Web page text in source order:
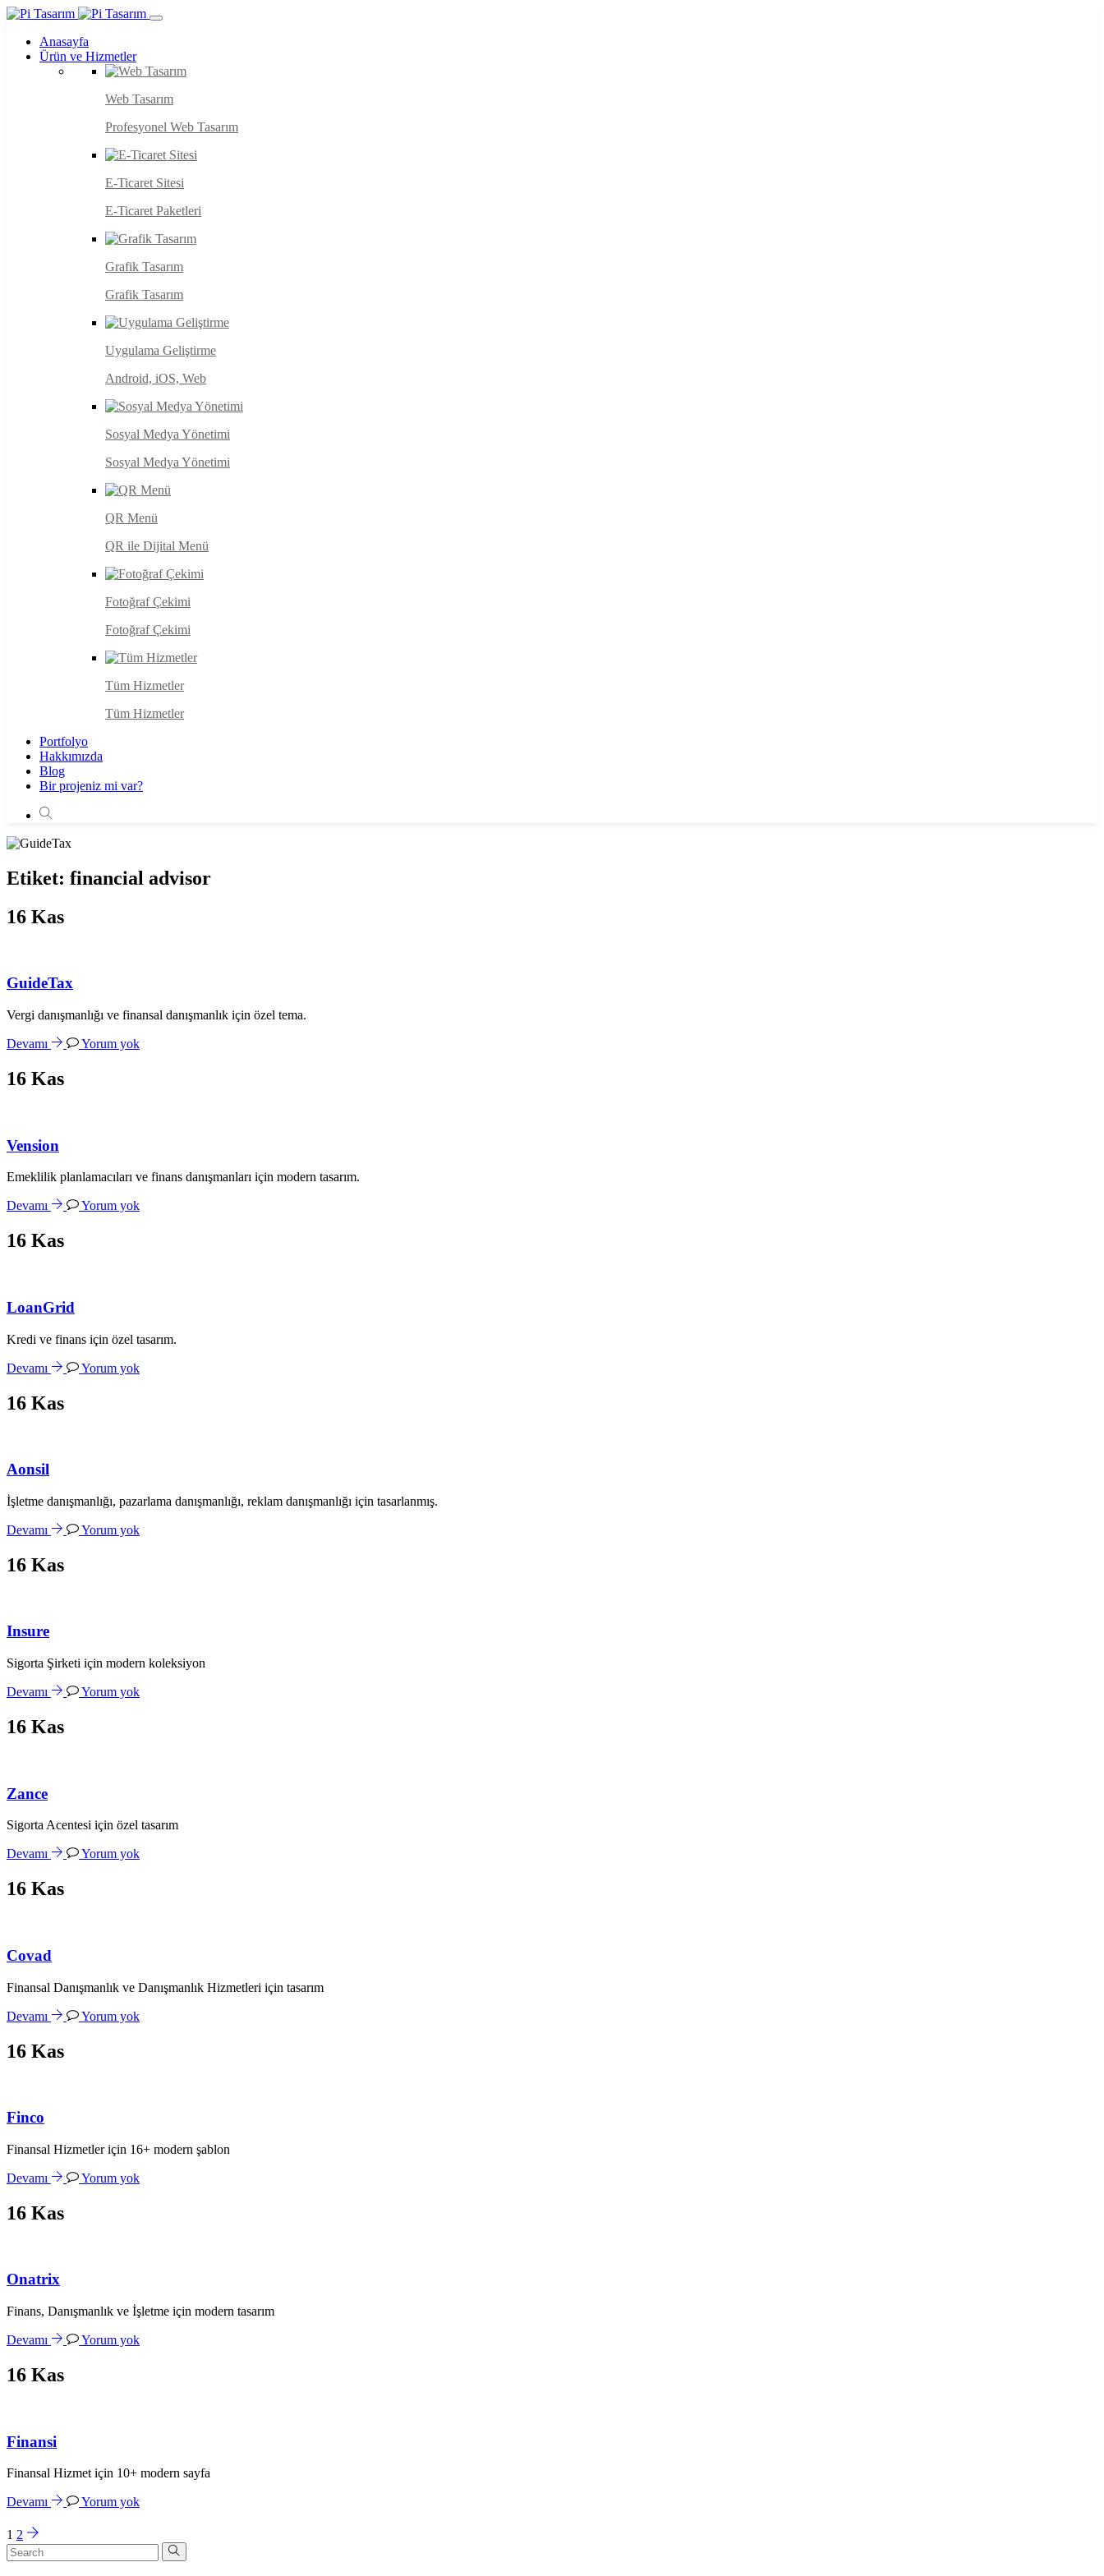
Anasayfa
Ürün ve Hizmetler
Web Tasarım
Profesyonel Web Tasarım
E-Ticaret Sitesi
E-Ticaret Paketleri
Grafik Tasarım
Grafik Tasarım
Uygulama Geliştirme
Android, iOS, Web
Sosyal Medya Yönetimi
Sosyal Medya Yönetimi
QR Menü
QR ile Dijital Menü
Fotoğraf Çekimi
Fotoğraf Çekimi
Tüm Hizmetler
Tüm Hizmetler
Portfolyo
Hakkımızda
Blog
Bir projeniz mi var?
Etiket: financial advisor
16 Kas
GuideTax
Vergi danışmanlığı ve finansal danışmanlık için özel tema.
Devamı Yorum yok
16 Kas
Vension
Emeklilik planlamacıları ve finans danışmanları için modern tasarım.
Devamı Yorum yok
16 Kas
LoanGrid
Kredi ve finans için özel tasarım.
Devamı Yorum yok
16 Kas
Aonsil
İşletme danışmanlığı, pazarlama danışmanlığı, reklam danışmanlığı için tasarlanmış.
Devamı Yorum yok
16 Kas
Insure
Sigorta Şirketi için modern koleksiyon
Devamı Yorum yok
16 Kas
Zance
Sigorta Acentesi için özel tasarım
Devamı Yorum yok
16 Kas
Covad
Finansal Danışmanlık ve Danışmanlık Hizmetleri için tasarım
Devamı Yorum yok
16 Kas
Finco
Finansal Hizmetler için 16+ modern şablon
Devamı Yorum yok
16 Kas
Onatrix
Finans, Danışmanlık ve İşletme için modern tasarım
Devamı Yorum yok
16 Kas
Finansi
Finansal Hizmet için 10+ modern sayfa
Devamı Yorum yok
1 2